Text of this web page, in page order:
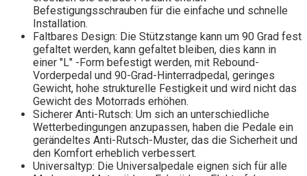
Befestigungsschrauben für die einfache und schnelle
Installation.
Faltbares Design: Die Stützstange kann um 90 Grad fest
gefaltet werden, kann gefaltet bleiben, dies kann in
einer "L" -Form befestigt werden, mit Rebound-
Vorderpedal und 90-Grad-Hinterradpedal, geringes
Gewicht, hohe strukturelle Festigkeit und wird nicht das
Gewicht des Motorrads erhöhen.
Sicherer Anti-Rutsch: Um sich an unterschiedliche
Wetterbedingungen anzupassen, haben die Pedale ein
gerändeltes Anti-Rutsch-Muster, das die Sicherheit und
den Komfort erheblich verbessert.
Universaltyp: Die Universalpedale eignen sich für alle